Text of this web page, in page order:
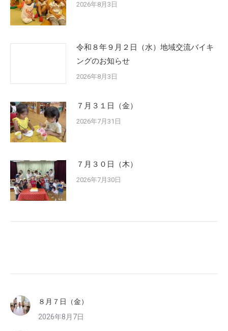
2026年8月3日
令和８年９月２日（水）地域交流バイキ
ングのお知らせ
2026年8月3日
７月３１日（金）
2026年7月31日
７月３０日（木）
2026年7月30日
８月７日（金）
2026年8月7日